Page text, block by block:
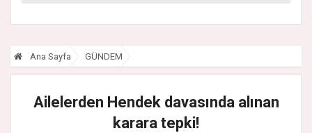
Ana Sayfa GÜNDEM
Ailelerden Hendek davasında alınan
karara tepki!